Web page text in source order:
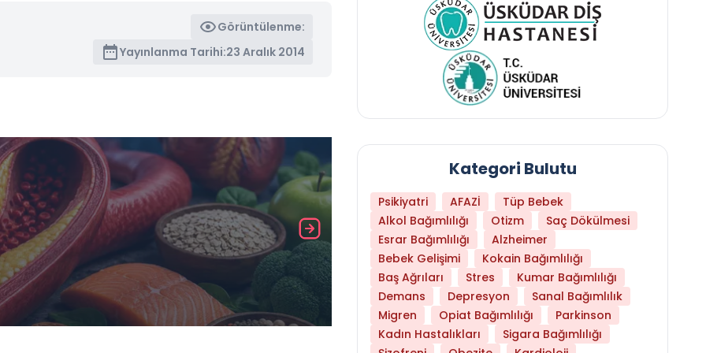
Görüntülenme:
Yayınlanma Tarihi:23 Aralık 2014
Daha Az Protein Tüketmek Yaşlanmayı
Kategori Bulutu
Psikiyatri AFAZİ
Tüp Bebek
Alkol Bağımlılığı
Otizm
Saç Dökülmesi
Esrar Bağımlılığı
Alzheimer
Bebek Gelişimi
Kokain Bağımlılığı
Baş Ağrıları
Stres
Kumar Bağımlılığı
Demans
Depresyon
Sanal Bağımlılık
Migren
Opiat Bağımlılığı
Parkinson
Kadın Hastalıkları
Sigara Bağımlılığı